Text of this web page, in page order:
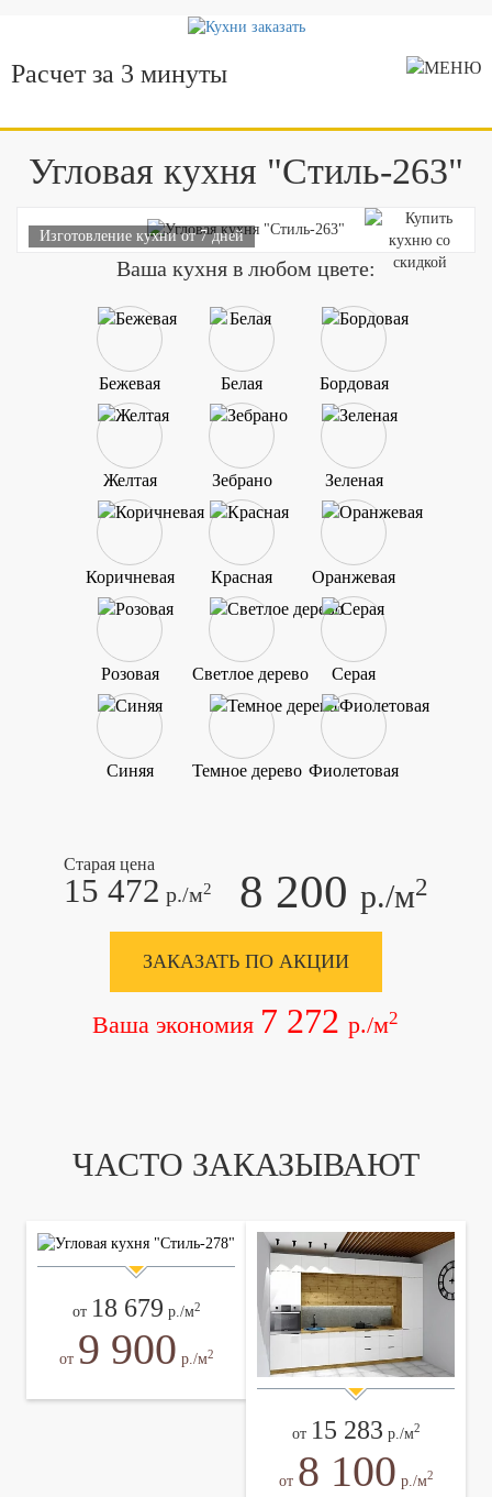
Расчет за 3 минуты
Угловая кухня "Стиль-263"
Изготовление кухни от 7 дней
Ваша кухня в любом цвете:
Бежевая Белая Бордовая
Желтая Зебрано Зеленая
Коричневая Красная Оранжевая
Розовая Светлое дерево Серая
Синяя Темное дерево Фиолетовая
Старая цена
15 472 р./м2 8 200 р./м2
ЗАКАЗАТЬ ПО АКЦИИ
Ваша экономия 7 272р./м2
ЧАСТО ЗАКАЗЫВАЮТ
от 18 679 р./м2
от 9 900 р./м2
от 15 283 р./м2
от 8 100 р./м2